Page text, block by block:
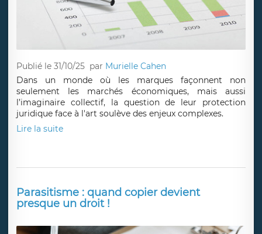
Publié le 31/10/25 par Murielle Cahen
Dans un monde où les marques façonnent non
seulement les marchés économiques, mais aussi
l’imaginaire collectif, la question de leur protection
juridique face à l'art soulève des enjeux complexes.
Lire la suite
Parasitisme : quand copier devient
presque un droit !